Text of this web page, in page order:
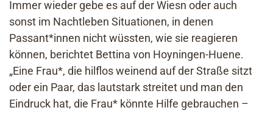
Immer wieder gebe es auf der Wiesn oder auch
sonst im Nachtleben Situationen, in denen
Passant*innen nicht wüssten, wie sie reagieren
können, berichtet Bettina von Hoyningen-Huene.
„Eine Frau*, die hilflos weinend auf der Straße sitzt
oder ein Paar, das lautstark streitet und man den
Eindruck hat, die Frau* könnte Hilfe gebrauchen –